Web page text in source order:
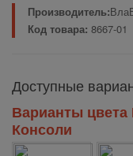
Производитель:
Код товара: 8667-01
Доступные
Варианты
Консоли